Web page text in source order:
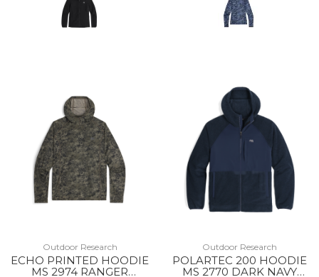
Outdoor Research
ECHO PRINTED HOODIE
MS 2974 RANGER
Outdoor Research
POLARTEC 200 HOODIE
MS 2770 DARK NAVY